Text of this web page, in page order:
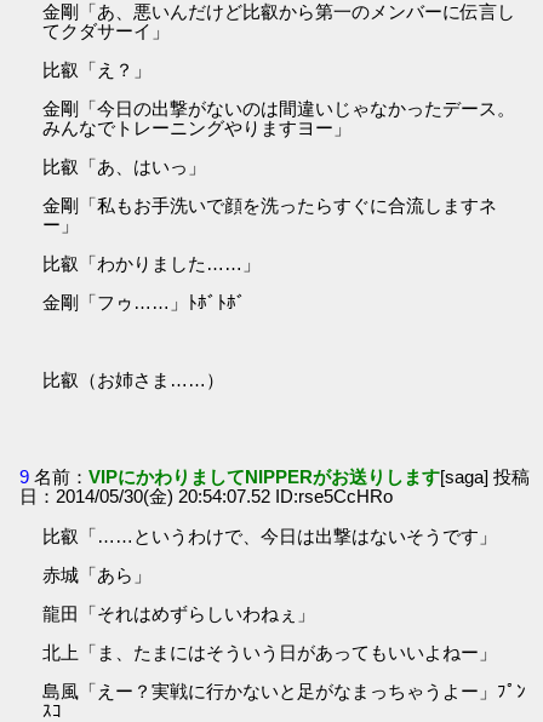
金剛「あ、悪いんだけど比叡から第一のメンバーに伝言し
てクダサーイ」
比叡「え？」
金剛「今日の出撃がないのは間違いじゃなかったデース。
みんなでトレーニングやりますヨー」
比叡「あ、はいっ」
金剛「私もお手洗いで顔を洗ったらすぐに合流しますネ
ー」
比叡「わかりました……」
金剛「フゥ……」ﾄﾎﾞﾄﾎﾞ
比叡（お姉さま……）
9 名前：VIPにかわりましてNIPPERがお送りします[saga] 投稿
日：2014/05/30(金) 20:54:07.52 ID:rse5CcHRo
比叡「……というわけで、今日は出撃はないそうです」
赤城「あら」
龍田「それはめずらしいわねぇ」
北上「ま、たまにはそういう日があってもいいよねー」
島風「えー？実戦に行かないと足がなまっちゃうよー」ﾌﾟﾝ
ｽｺ